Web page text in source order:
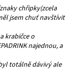
chřipky(zcela
jsem chuť navštívit
krabičce o
najednou, a
totálně dávivý ale